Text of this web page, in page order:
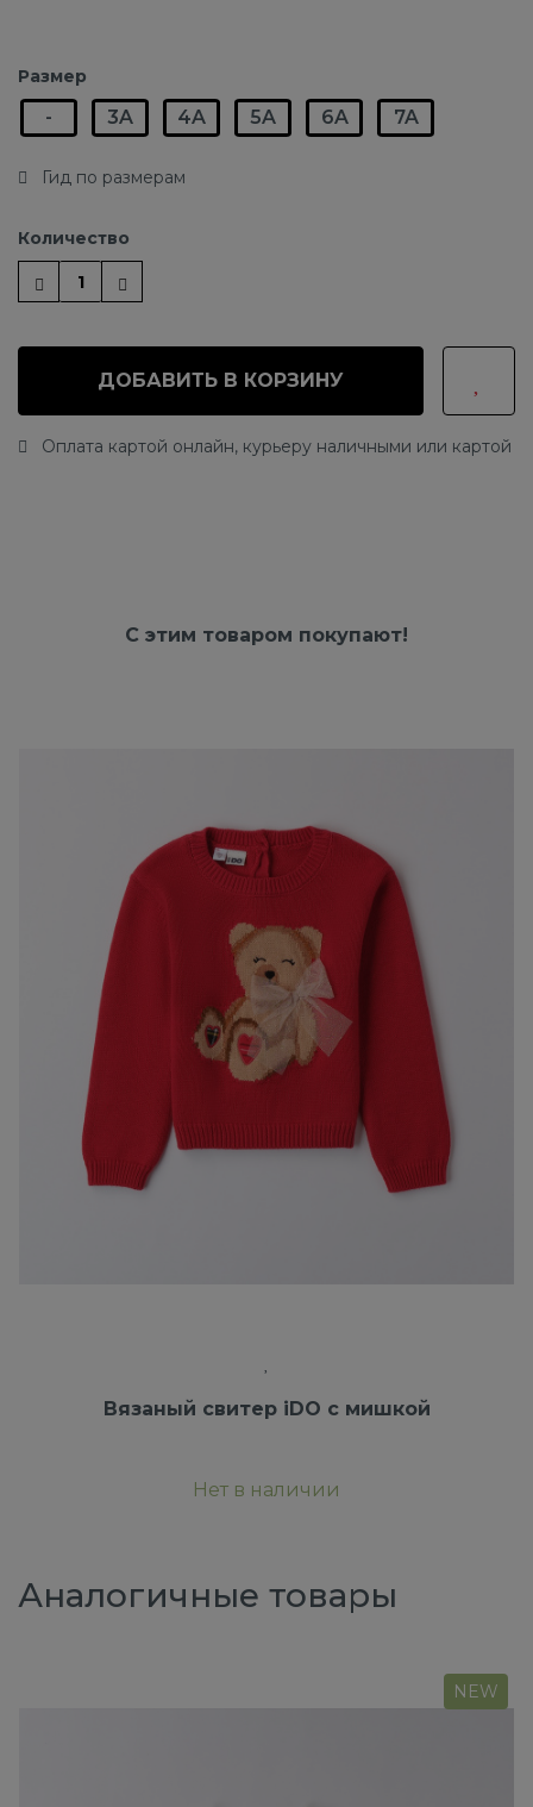
Размер
- 3A 4A 5A 6A 7A
Гид по размерам
Количество
ДОБАВИТЬ В КОРЗИНУ
Оплата картой онлайн, курьеру наличными или картой
С этим товаром покупают!
Вязаный свитер iDO с мишкой
Нет в наличии
Аналогичные товары
NEW